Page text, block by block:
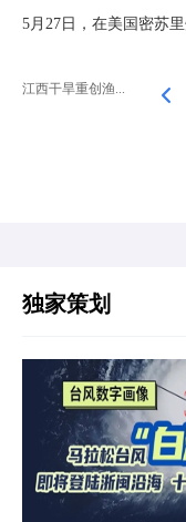
5月27日，在美国密苏
江西干旱重创渔...
独家策划